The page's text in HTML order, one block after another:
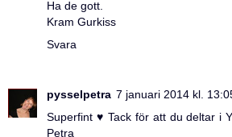
Ha de gott.
Kram Gurkiss
Svara
pysselpetra 7 januari 2014 kl.
Superfint ♥ Tack för att du deltar i
Petra